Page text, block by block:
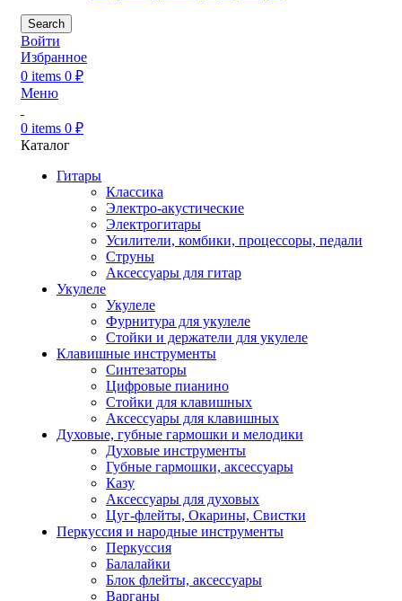
Search
Войти
Избранное
0 items 0 ₽
Меню
0 items 0 ₽
Каталог
Гитары
Классика
Электро-акустические
Электрогитары
Усилители, комбики, процессоры, педали
Струны
Аксессуары для гитар
Укулеле
Укулеле
Фурнитура для укулеле
Стойки и держатели для укулеле
Клавишные инструменты
Синтезаторы
Цифровые пианино
Стойки для клавишных
Аксессуары для клавишных
Духовые, губные гармошки и мелодики
Духовые инструменты
Губные гармошки, аксессуары
Казу
Аксессуары для духовых
Цуг-флейты, Окарины, Свистки
Перкуссия и народные инструменты
Перкуссия
Балалайки
Блок флейты, аксессуары
Варганы